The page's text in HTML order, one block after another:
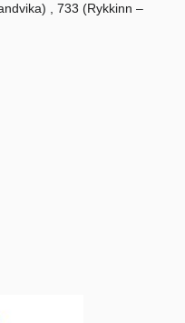
, 733 (Rykkinn –